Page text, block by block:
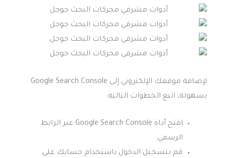
لإضافة موقعك الإلكتروني إلى Google Search Console
بسهولة، اتبع الخطوات التالية:
افتح أداة Google Search Console عبر الرابط
الرسمي.
قم بتسجيل الدخول باستخدام حسابك على